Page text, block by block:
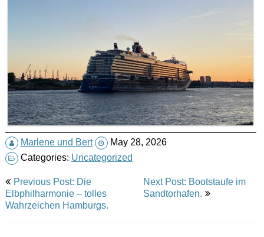
Marlene und Bert
May 28, 2026
Categories: Uncategorized
Post
navigation
Previous Post: Die
Elbphilharmonie – tolles
Wahrzeichen Hamburgs.
Next Post: Bootstaufe im
Sandtorhafen.